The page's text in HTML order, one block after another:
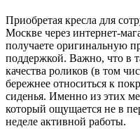
Приобретая кресла для
Москве через интернет-
получаете оригинальную
поддержкой. Важно, что в
качества роликов (в том
бережнее относиться к
сиденья. Именно из этих
который ощущается не в
неделе активной работы.